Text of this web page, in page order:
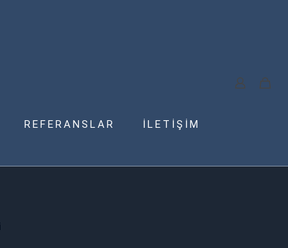
REFERANSLAR İLETİŞİM